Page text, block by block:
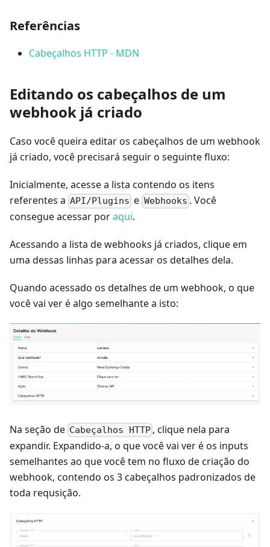
Referências
Cabeçalhos HTTP - MDN
Editando os cabeçalhos de um
webhook já criado
Caso você queira editar os cabeçalhos de um webhook
já criado, você precisará seguir o seguinte fluxo:
Inicialmente, acesse a lista contendo os itens
referentes a API/Plugins e Webhooks . Você
consegue acessar poraqui.
Acessando a lista de webhooks já criados, clique em
uma dessas linhas para acessar os detalhes dela.
Quando acessado os detalhes de um webhook, o que
você vai ver é algo semelhante a isto:
Na seção de Cabeçalhos HTTP , clique nela para
expandir. Expandido-a, o que você vai ver é os inputs
semelhantes ao que você tem no fluxo de criação do
webhook, contendo os 3 cabeçalhos padronizados de
toda requsição.